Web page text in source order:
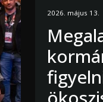
2026. május 13.